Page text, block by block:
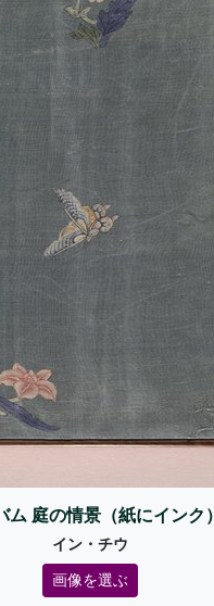
ム 庭の情景（紙にインク）
イン・チウ
画像を選ぶ